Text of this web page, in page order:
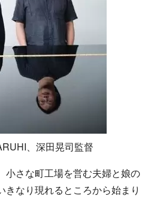
、深田晃司監督
小さな町工場を営む夫婦と娘の
きなり現れるところから始まり